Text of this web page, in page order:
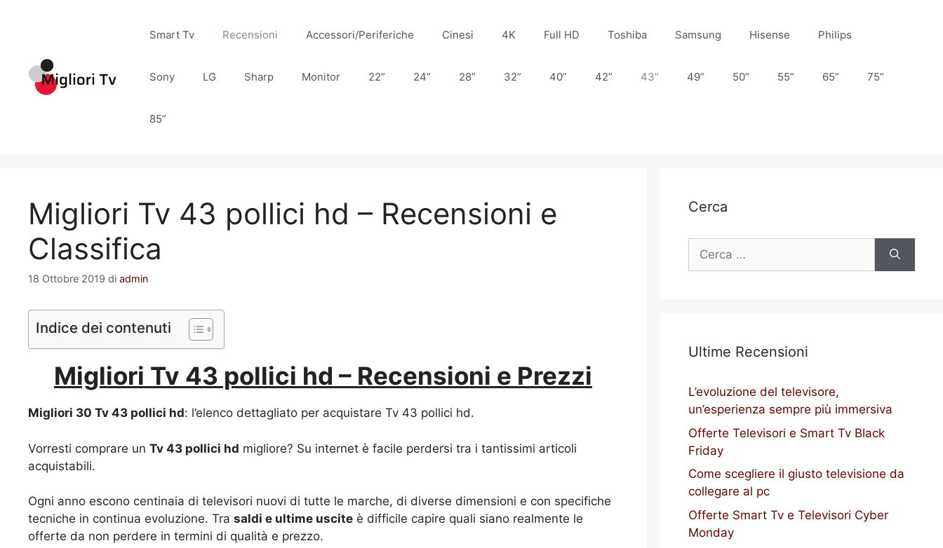
Smart Tv Recensioni Accessori/Periferiche Cinesi 4K Full HD Toshiba Samsung Hisense Philips
Sony LG Sharp Monitor 22” 24” 28” 32” 40” 42” 43” 49” 50” 55” 65” 75”
85”
Migliori Tv 43 pollici hd – Recensioni e
Classifica
18 Ottobre 2019 di admin
Indice dei contenuti
Migliori Tv 43 pollici hd – Recensioni e Prezzi
Migliori 30 Tv 43 pollici hd: l’elenco dettagliato per acquistare Tv 43 pollici hd.
Vorresti comprare un Tv 43 pollici hd migliore? Su internet è facile perdersi tra i tantissimi articoli
acquistabili.
Ogni anno escono centinaia di televisori nuovi di tutte le marche, di diverse dimensioni e con specifiche
tecniche in continua evoluzione. Tra saldi e ultime uscite è difficile capire quali siano realmente le
offerte da non perdere in termini di qualità e prezzo.
Cerca
Ricerca
Ultime Recensioni
L’evoluzione del televisore,
un’esperienza sempre più immersiva
Offerte Televisori e Smart Tv Black
Friday
Come scegliere il giusto televisione da
collegare al pc
Offerte Smart Tv e Televisori Cyber
Monday